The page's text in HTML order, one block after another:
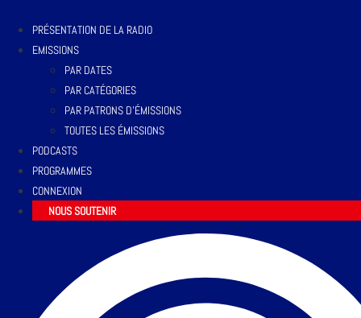
PRÉSENTATION DE LA RADIO
EMISSIONS
PAR DATES
PAR CATÉGORIES
PAR PATRONS D’ÉMISSIONS
TOUTES LES ÉMISSIONS
PODCASTS
PROGRAMMES
CONNEXION
NOUS SOUTENIR